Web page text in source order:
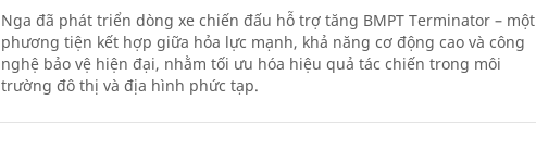
Nga đã phát triển dòng xe chiến đấu hỗ trợ tăng BMPT Terminator – một
phương tiện kết hợp giữa hỏa lực mạnh, khả năng cơ động cao và công
nghệ bảo vệ hiện đại, nhằm tối ưu hóa hiệu quả tác chiến trong môi
trường đô thị và địa hình phức tạp.